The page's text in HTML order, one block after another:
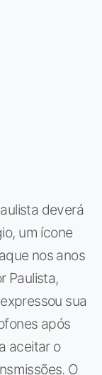
deverá
um ícone
nos anos
Paulista,
sua
após
aceitar o
O